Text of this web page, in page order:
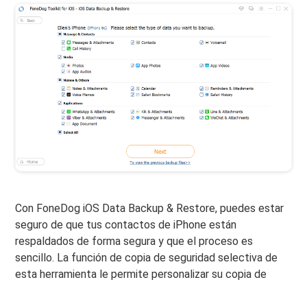
Con FoneDog iOS Data Backup & Restore, puedes estar
seguro de que tus contactos de iPhone están
respaldados de forma segura y que el proceso es
sencillo. La función de copia de seguridad selectiva de
esta herramienta le permite personalizar su copia de